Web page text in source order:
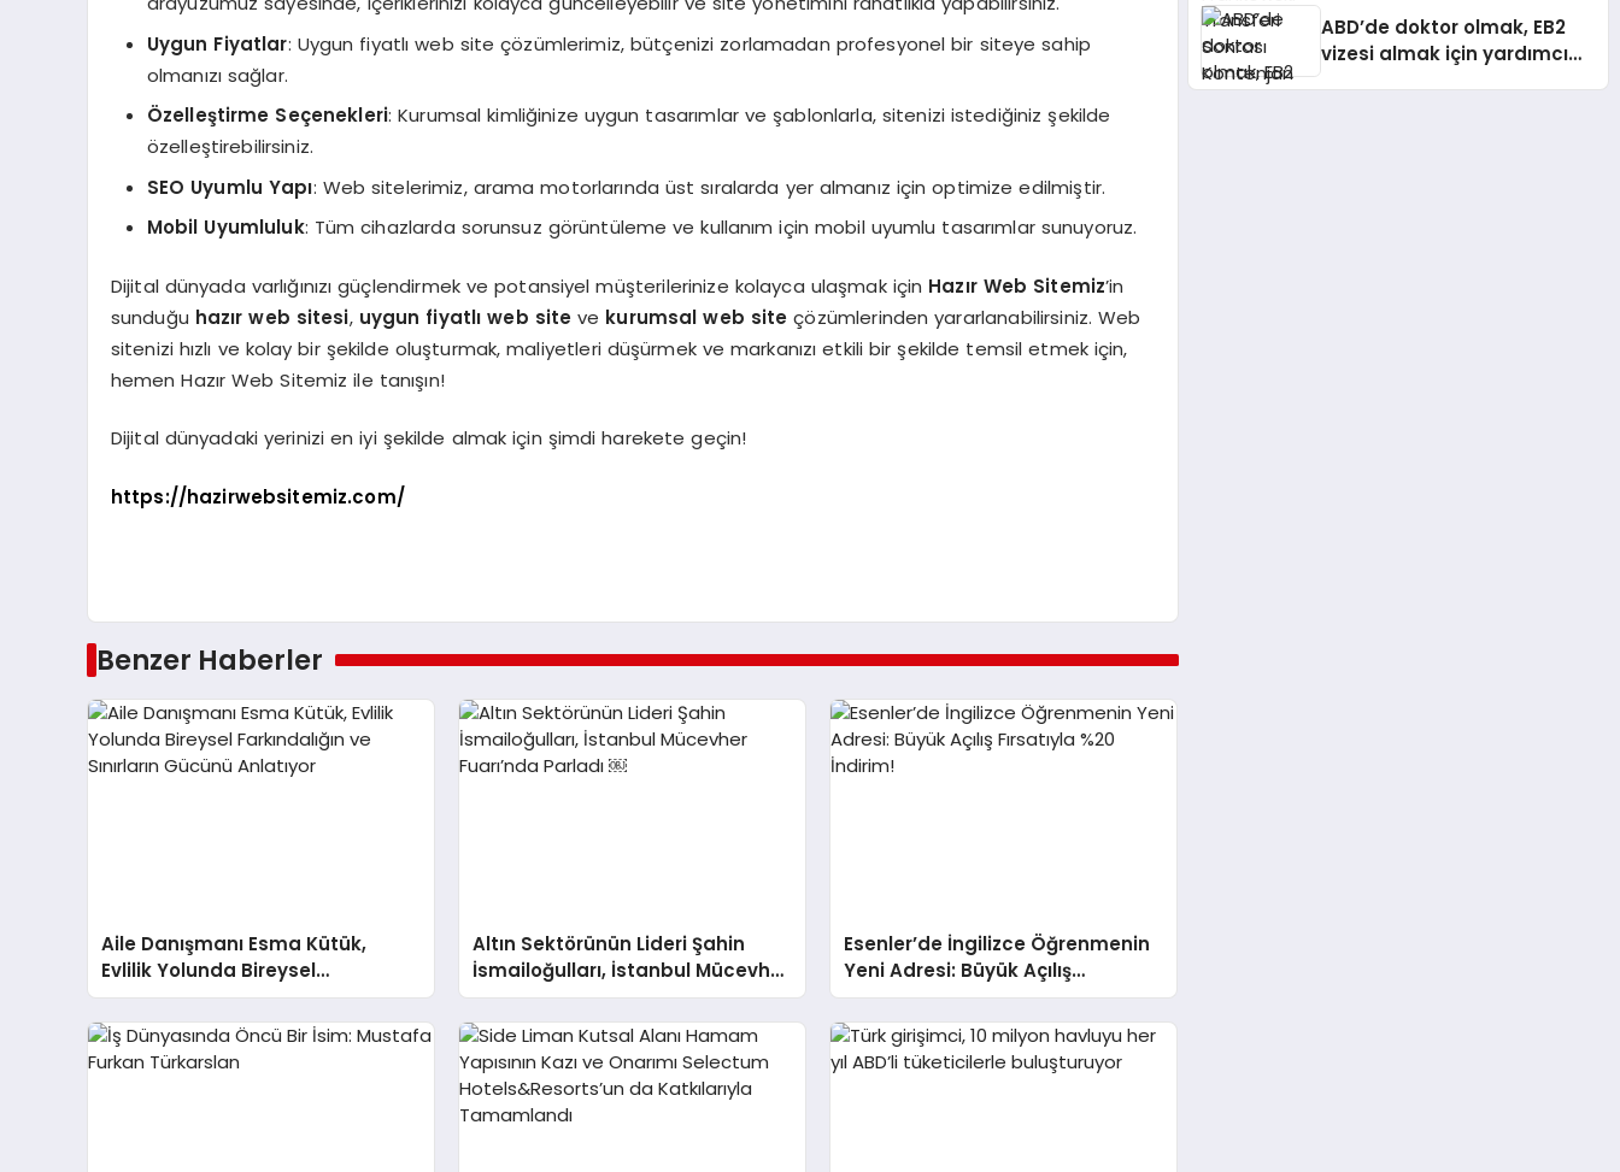
Uygun Fiyatlar: Uygun fiyatlı web site çözümlerimiz, bütçenizi zorlamadan profesyonel bir siteye sahip
olmanızı sağlar.
Özelleştirme Seçenekleri: Kurumsal kimliğinize uygun tasarımlar ve şablonlarla, sitenizi istediğiniz şekilde
özelleştirebilirsiniz.
SEO Uyumlu Yapı: Web sitelerimiz, arama motorlarında üst sıralarda yer almanız için optimize edilmiştir.
Mobil Uyumluluk: Tüm cihazlarda sorunsuz görüntüleme ve kullanım için mobil uyumlu tasarımlar sunuyoruz.
Dijital dünyada varlığınızı güçlendirmek ve potansiyel müşterilerinize kolayca ulaşmak için Hazır Web Sitemiz’in
sunduğu hazır web sitesi, uygun fiyatlı web site ve kurumsal web site çözümlerinden yararlanabilirsiniz. Web
sitenizi hızlı ve kolay bir şekilde oluşturmak, maliyetleri düşürmek ve markanızı etkili bir şekilde temsil etmek için,
hemen Hazır Web Sitemiz ile tanışın!
Dijital dünyadaki yerinizi en iyi şekilde almak için şimdi harekete geçin!
https://hazirwebsitemiz.com/
Benzer Haberler
Aile Danışmanı Esma Kütük,
Evlilik Yolunda Bireysel
Farkındalığın ve Sınırların
Gücünü Anlatıyor
Altın Sektörünün Lideri Şahin
İsmailoğulları, İstanbul Mücevher
Fuarı’nda Parladı ￼
Esenler’de İngilizce Öğrenmenin
Yeni Adresi: Büyük Açılış
Fırsatıyla %20 İndirim!
ABD’de doktor olmak, EB2
vizesi almak için yardımcı